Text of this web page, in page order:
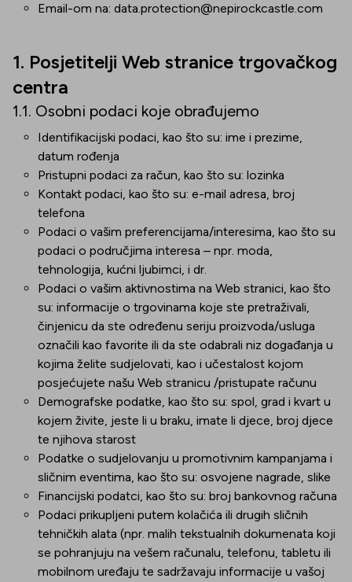
Email-om na: data.protection@nepirockcastle.com
1. Posjetitelji Web stranice trgovačkog
centra
1.1. Osobni podaci koje obrađujemo
Identifikacijski podaci, kao što su: ime i prezime,
datum rođenja
Pristupni podaci za račun, kao što su: lozinka
Kontakt podaci, kao što su: e-mail adresa, broj
telefona
Podaci o vašim preferencijama/interesima, kao što su
podaci o područjima interesa – npr. moda,
tehnologija, kućni ljubimci, i dr.
Podaci o vašim aktivnostima na Web stranici, kao što
su: informacije o trgovinama koje ste pretraživali,
činjenicu da ste određenu seriju proizvoda/usluga
označili kao favorite ili da ste odabrali niz događanja u
kojima želite sudjelovati, kao i učestalost kojom
posjećujete našu Web stranicu /pristupate računu
Demografske podatke, kao što su: spol, grad i kvart u
kojem živite, jeste li u braku, imate li djece, broj djece
te njihova starost
Podatke o sudjelovanju u promotivnim kampanjama i
sličnim eventima, kao što su: osvojene nagrade, slike
Financijski podatci, kao što su: broj bankovnog računa
Podaci prikupljeni putem kolačića ili drugih sličnih
tehničkih alata (npr. malih tekstualnih dokumenata koji
se pohranjuju na vešem računalu, telefonu, tabletu ili
mobilnom uređaju te sadržavaju informacije u vašoj